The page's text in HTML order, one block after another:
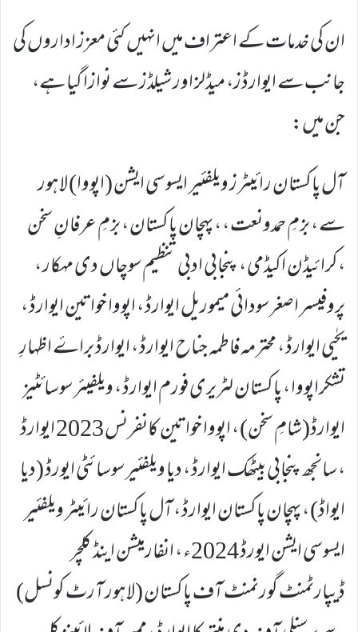
ان کی خدمات کے اعتراف میں انہیں کئی معزز اداروں کی
جانب سے ایوارڈز، میڈلز اور شیلڈز سے نوازا گیا ہے،
جن میں:
آل پاکستان رائیٹرز ویلفئیر ایسوسی ایشن (اپووا) لاہور
سے ، بزمِ حمدونعت ، ، پہچان پاکستان ، بزمِ عرفانِ سخن
،کرائیڈن اکیڈمی ، پنجابی ادبی تنظیم سوچاں دی مہکار ،
پروفیسر اصغر سودائی میموریل ایوارڈ ، اپووا خواتین ایوارڈ ،
یحٰیی ایوارڈ ، محترمہ فاطمہ جناح ایوارڈ ، ایوارڈ براۓ اظہارِ
تشکراپووا ، پاکستان لٹریری فورم ایوارڈ ، ویلفیئر سوسائٹیز
ایوارڈ(شامِ سخن) ، اپووا خواتین کانفرنس 2023 ایوارڈ
، سانجھ پنجابی بیٹھک ایوارڈ ، دیا ویلفئیر سوسائٹی ایورڈ (دیا
ایواڈ) ، پہچان پاکستان ایوارڈ ، آل پاکستان رائیٹر ویلفئیر
ایسوسی ایشن ایورڈ 2024ء ، انفارمیشن اینڈ کلچر
ڈیپارٹمنٹ گورنمنٹ آف پاکستان (لاہور آرٹ کونسل)